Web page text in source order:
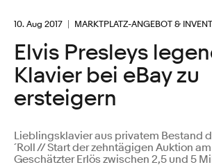
10. Aug 2017 MARKTPLATZ-ANGEBOT &
Elvis Presleys
Klavier bei eBay zu
ersteigern
Lieblingsklavier aus privatem Bestand
´Roll // Start der zehntägigen Auktion am
Geschätzter Erlös zwischen 2,5 und 5